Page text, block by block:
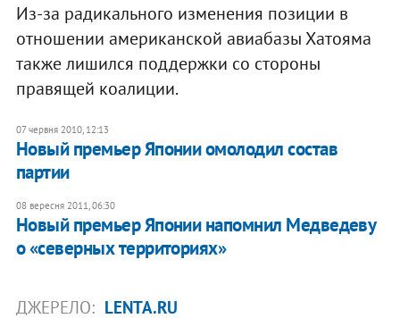
Из-за радикального изменения позиции в
отношении американской авиабазы Хатояма
также лишился поддержки со стороны
правящей коалиции.
07 червня 2010, 12:13
Новый премьер Японии омолодил состав
партии
08 вересня 2011, 06:30
Новый премьер Японии напомнил Медведеву
о «северных территориях»
ДЖЕРЕЛО: LENTA.RU